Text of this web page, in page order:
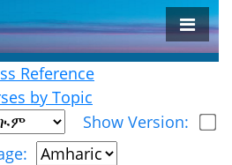
Reference
by Topic
Show Version: